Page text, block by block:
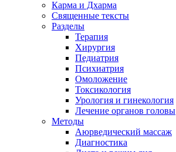
Карма и Дхарма
Священные тексты
Разделы
Терапия
Хирургия
Педиатрия
Психиатрия
Омоложение
Токсикология
Урология и гинекология
Лечение органов головы
Методы
Аюрведический массаж
Диагностика